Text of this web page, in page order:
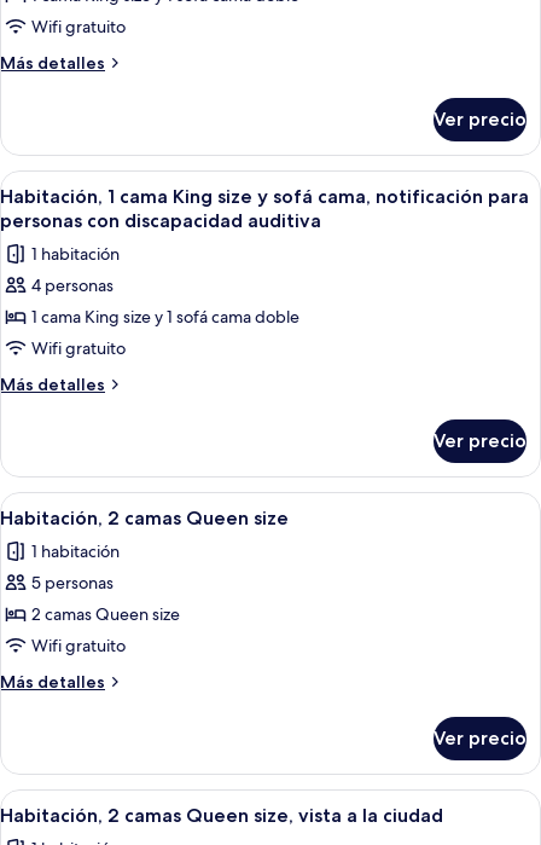
1
cama
y
sofá
cama,
notificación
para
personas
con
discapacidad
auditiva
Wifi gratuito
Más detalles
Más
1
cama
King
size
y
sofá
cama,
notificación
para
personas
discapacidad
Ver precio
Abrir
todas
las
fotos
de
Habitación,
1
cama
y
sofá
cama,
notificación
para
personas
con
discapacidad
auditiva
Habitación de hotel con una cama
8
Habitación, 1 cama King size y sofá cama, notificación para
personas con discapacidad auditiva
1 habitación
4 personas
1 cama King size y 1 sofá cama doble
Wifi gratuito
Más detalles
Más
1
cama
King
y
sofá
notificación
para
con
Ver precio
Abrir
todas
las
fotos
de
Habitación,
2
camas
size
Ropa de cama de alta calidad y
6
Habitación, 2 camas Queen size
1 habitación
5 personas
2 camas Queen size
Wifi gratuito
Más detalles
Más
2
camas
Queen
Ver precio
Abrir
todas
Ropa de cama de alta calidad y
7
Habitación, 2 camas Queen size, vista a la ciudad